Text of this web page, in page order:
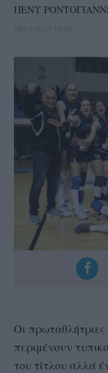
ΠΕΝΥ
Οι πρωταθλήτριες
περιμένουν
του τίτλου αλλά